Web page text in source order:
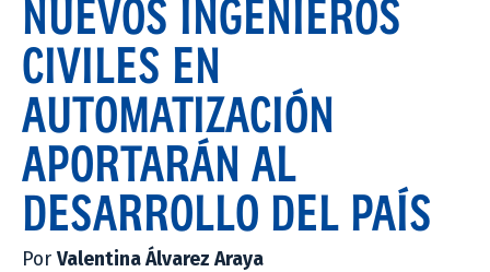
NUEVOS INGENIEROS
CIVILES EN
AUTOMATIZACIÓN
APORTARÁN AL
DESARROLLO DEL PAÍS
PorValentina Álvarez Araya